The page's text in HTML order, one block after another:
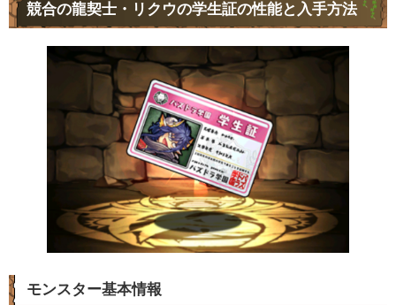
競合の龍契士・リクウの学生証の性能と入手方法
モンスター基本情報